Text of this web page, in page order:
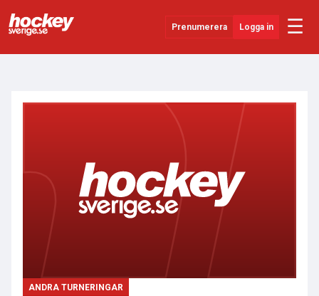
Prenumerera Logga in ☰
ANDRA TURNERINGAR